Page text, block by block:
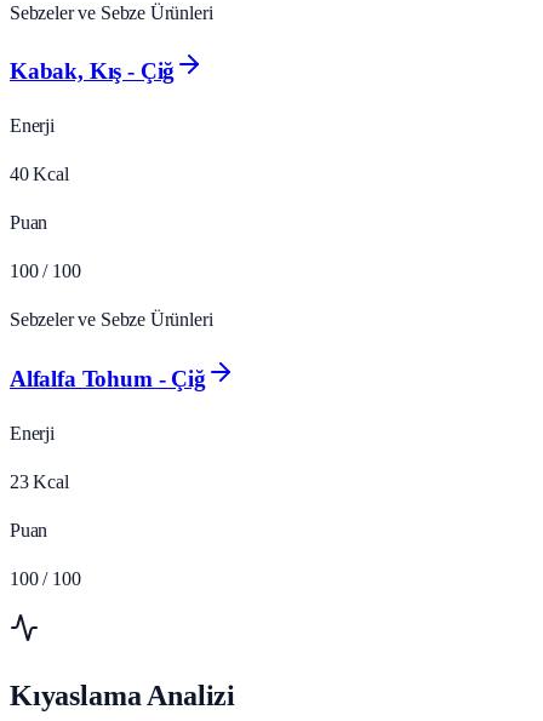
Sebzeler ve Sebze Ürünleri
Kabak, Kış - Çiğ
Enerji
40 Kcal
Puan
100 / 100
Sebzeler ve Sebze Ürünleri
Alfalfa Tohum - Çiğ
Enerji
23 Kcal
Puan
100 / 100
Kıyaslama Analizi